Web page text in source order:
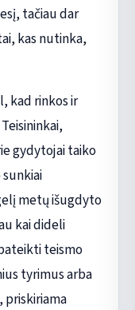
tačiau dar
kas nutinka,
kad rinkos ir
gydytojai taiko
metų išugdyto
kai dideli
teismo
tyrimus arba